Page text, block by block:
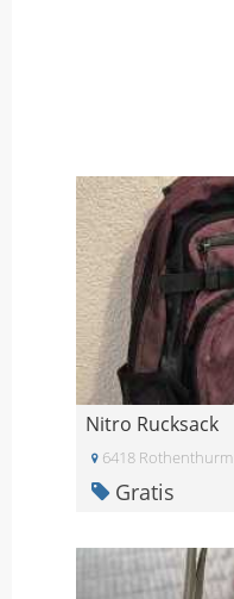
Nitro Rucksack
6418 Rothenthurm
Gratis